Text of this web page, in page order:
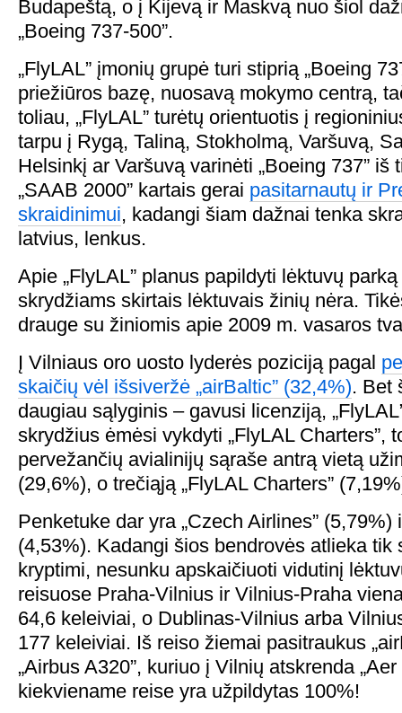
Budapeštą, o į Kijevą ir Maskvą nuo šiol
„Boeing 737-500”.
„FlyLAL” įmonių grupė turi stiprią „Boeing
priežiūros bazę, nuosavą mokymo centrą,
toliau, „FlyLAL” turėtų orientuotis į
tarpu į Rygą, Taliną, Stokholmą, Varšuvą,
Helsinkį ar Varšuvą varinėti „Boeing 737” iš
„SAAB 2000” kartais gerai pasitarnautų ir
skraidinimui, kadangi šiam dažnai tenka
latvius, lenkus.
Apie „FlyLAL” planus papildyti lėktuvų
skrydžiams skirtais lėktuvais žinių nėra.
drauge su žiniomis apie 2009 m. vasaros
Į Vilniaus oro uosto lyderės poziciją pagal
skaičių vėl išsiveržė „airBaltic” (32,4%). Bet
daugiau sąlyginis – gavusi licenziją,
skrydžius ėmėsi vykdyti „FlyLAL Charters”,
pervežančių avialinijų sąraše antrą vietą
(29,6%), o trečiąją „FlyLAL Charters”
Penketuke dar yra „Czech Airlines” (5,79%)
(4,53%). Kadangi šios bendrovės atlieka tik
kryptimi, nesunku apskaičiuoti vidutinį
reisuose Praha-Vilnius ir Vilnius-Praha
64,6 keleiviai, o Dublinas-Vilnius arba
177 keleiviai. Iš reiso žiemai pasitraukus
„Airbus A320”, kuriuo į Vilnių atskrenda
kiekviename reise yra užpildytas 100%!